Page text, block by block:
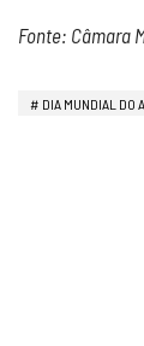
Fonte: Câmara
DIA MUNDIAL DO